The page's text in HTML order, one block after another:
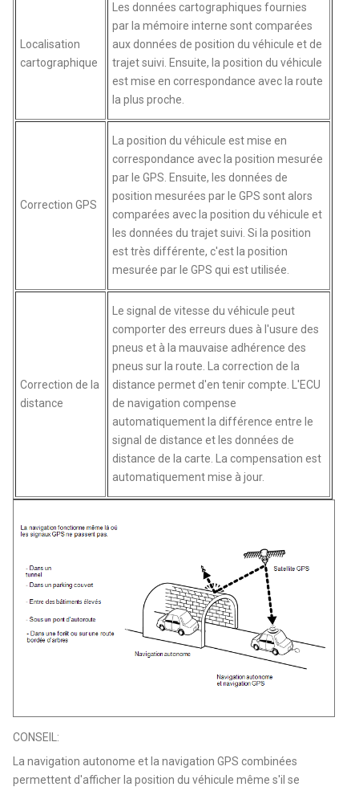
Localisation
cartographique
Les données cartographiques fournies
par la mémoire interne sont comparées
aux données de position du véhicule et de
trajet suivi. Ensuite, la position du véhicule
est mise en correspondance avec la route
la plus proche.
Correction GPS
La position du véhicule est mise en
correspondance avec la position mesurée
par le GPS. Ensuite, les données de
position mesurées par le GPS sont alors
comparées avec la position du véhicule et
les données du trajet suivi. Si la position
est très différente, c'est la position
mesurée par le GPS qui est utilisée.
Correction de la
distance
Le signal de vitesse du véhicule peut
comporter des erreurs dues à l'usure des
pneus et à la mauvaise adhérence des
pneus sur la route. La correction de la
distance permet d'en tenir compte. L'ECU
de navigation compense
automatiquement la différence entre le
signal de distance et les données de
distance de la carte. La compensation est
automatiquement mise à jour.
CONSEIL:
La navigation autonome et la navigation GPS combinées
permettent d'afficher la position du véhicule même s'il se